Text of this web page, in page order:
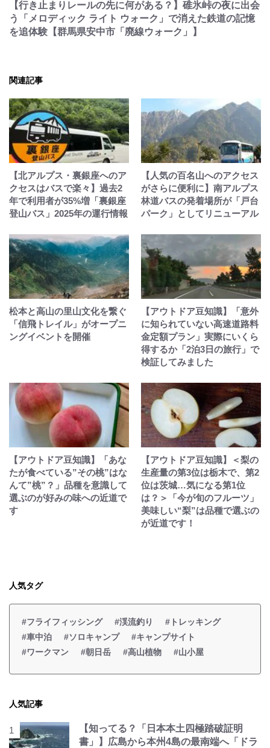
【行き止まりレールの先に何がある？】碓氷峠の夜に出会
う「メロディック ライト ウォーク」で消えた鉄道の記憶
を追体験【群馬県安中市「廃線ウォーク」】
関連記事
【北アルプス・裏銀座へのア
クセスはバスで楽々】過去2
年で利用者が35%増「裏銀座
登山バス」2025年の運行情報
【人気の百名山へのアクセス
がさらに便利に】南アルプス
林道バスの発着場所が「戸台
パーク」としてリニューアル
松本と高山の里山文化を繋ぐ
「信飛トレイル」がオープニ
ングイベントを開催
【アウトドア豆知識】「意外
に知られていない高速道路料
金定額プラン」実際にいくら
得するか「2泊3日の旅行」で
検証してみました
【アウトドア豆知識】「あな
たが食べている”その桃”はな
んて”桃”？」品種を意識して
選ぶのが好みの味への近道で
す
【アウトドア豆知識】＜梨の
生産量の第3位は栃木で、第2
位は茨城…気になる第1位
は？＞「今が旬のフルーツ」
美味しい“梨”は品種で選ぶの
が近道です！
人気タグ
#フライフィッシング #渓流釣り
#トレッキング
#車中泊
#ソロキャンプ
#キャンプサイト
#ワークマン
#朝日岳 #高山植物 #山小屋
人気記事
【知ってる？「日本本土四極踏破証明
書」】広島から本州4島の最南端へ「ドラ